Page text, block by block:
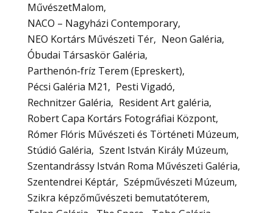
MűvészetMalom
NACO – Nagyházi Contemporary
NEO Kortárs Művészeti Tér
Neon Galéria
Óbudai Társaskör Galéria
Parthenón-fríz Terem (Epreskert)
Pécsi Galéria M21
Pesti Vigadó
Rechnitzer Galéria
Resident Art galéria
Robert Capa Kortárs Fotográfiai Központ
Rómer Flóris Művészeti és Történeti Múzeum
Stúdió Galéria
Szent István Király Múzeum
Szentandrássy István Roma Művészeti Galéria
Szentendrei Képtár Szépművészeti Múzeum
Szikra képzőművészeti bemutatóterem